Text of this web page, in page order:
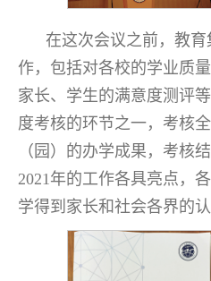
在这次会议之前，教
作，包括对各校的学业质
家长、学生的满意度测评
度考核的环节之一，考核
（园）的办学成果，考核
2021年的工作各具亮点，
学得到家长和社会各界的